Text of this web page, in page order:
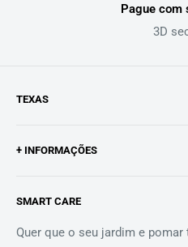
Pague com
3D
TEXAS
jardins.
Odense, Dinamarca, para
preferem esquecer os
+ INFORMAÇÕES
Procurar
Contato
SMART CARE
Quer que o seu jardim e